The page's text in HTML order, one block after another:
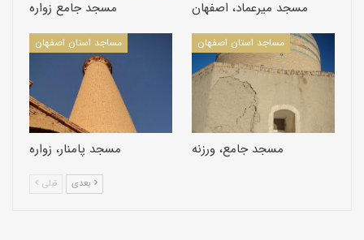
مسجد جامع زواره مسجد ميرعماد، اصفهان
مساجد استان اصفهان
مسجد پامنار، زواره
مساجد استان اصفهان
مسجد جامع، ورزنه
قبلی